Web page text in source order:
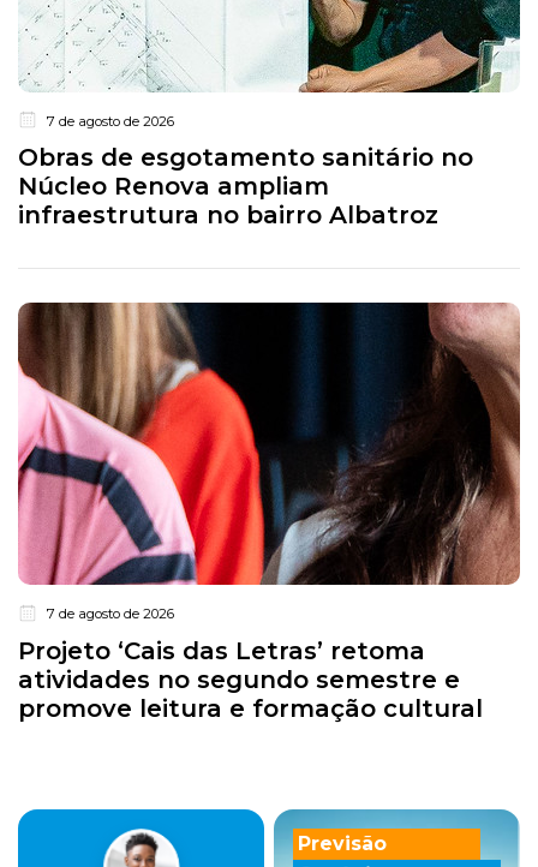
7 de agosto de 2026
Obras de esgotamento sanitário no
Núcleo Renova ampliam
infraestrutura no bairro Albatroz
7 de agosto de 2026
Projeto ‘Cais das Letras’ retoma
atividades no segundo semestre e
promove leitura e formação cultural
Previsão